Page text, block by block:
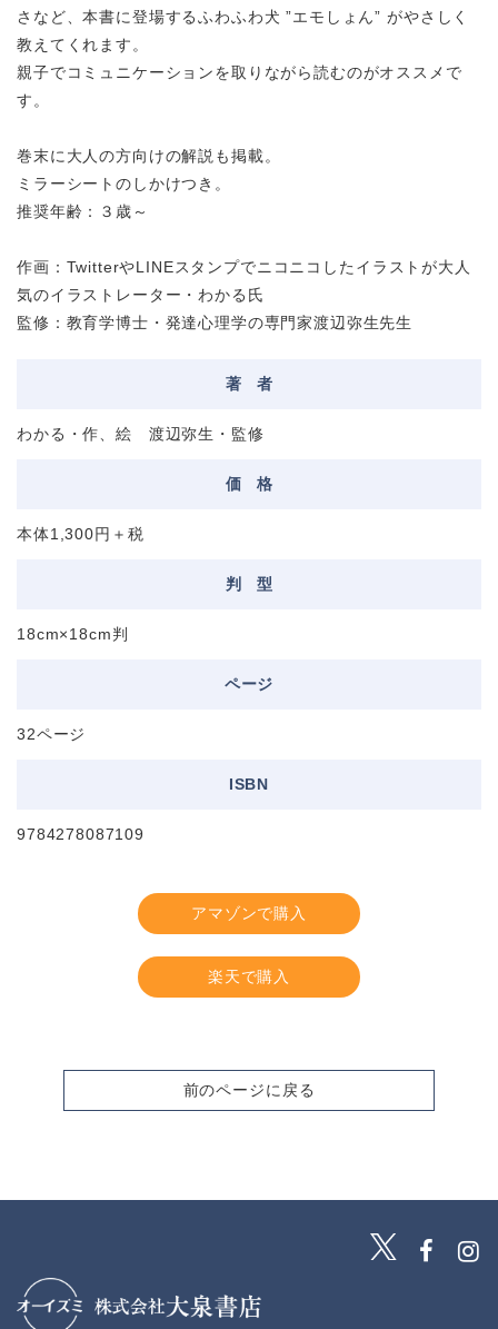
さなど、本書に登場するふわふわ犬 ”エモしょん” がやさしく
教えてくれます。
親子でコミュニケーションを取りながら読むのがオススメで
す。
巻末に大人の方向けの解説も掲載。
ミラーシートのしかけつき。
推奨年齢：３歳～
作画：TwitterやLINEスタンプでニコニコしたイラストが大人
気のイラストレーター・わかる氏
監修：教育学博士・発達心理学の専門家渡辺弥生先生
著 者
わかる・作、絵 渡辺弥生・監修
価 格
本体1,300円＋税
判 型
18cm×18cm判
ページ
32ページ
ISBN
9784278087109
アマゾンで購入
楽天で購入
前のページに戻る